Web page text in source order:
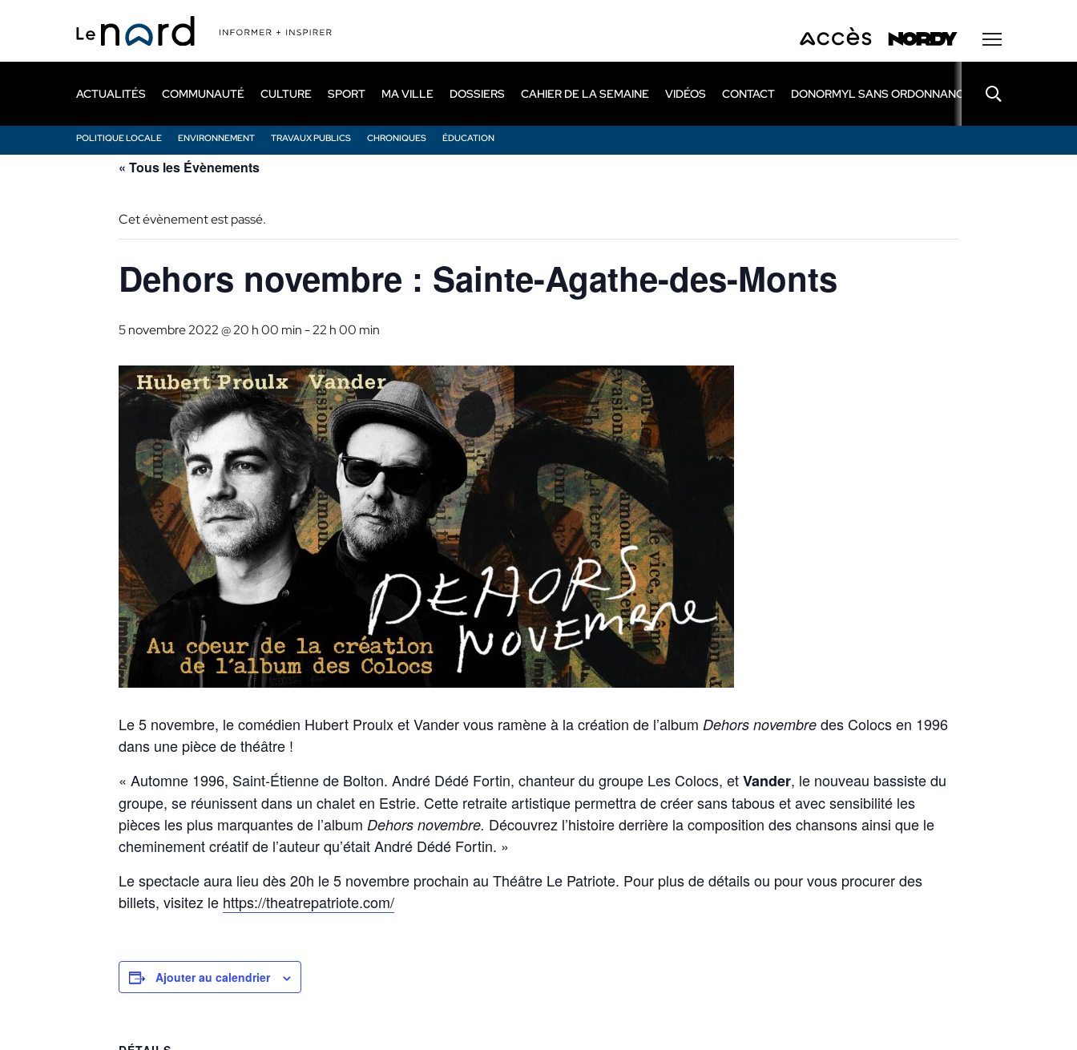
principal
ACTUALITÉS
POLITIQUE LOCALE ENVIRONNEMENT TRAVAUX PUBLICS CHRONIQUES ÉDUCATION
COMMUNAUTÉ CULTURE SPORT MA VILLE DOSSIERS CAHIER DE LA SEMAINE VIDÉOS CONTACT DONORMYL SANS ORDONNANCE LEXOMIL SANS
« Tous les Évènements
Cet évènement est passé.
Dehors novembre : Sainte-Agathe-des-Monts
5 novembre 2022 @ 20 h 00 min-22 h 00 min
Le 5 novembre, le comédien Hubert Proulx et Vander vous ramène à la création de l’album Dehors novembre des Colocs en 1996
dans une pièce de théâtre !
« Automne 1996, Saint-Étienne de Bolton. André Dédé Fortin, chanteur du groupe Les Colocs, etVander, le nouveau bassiste du
groupe, se réunissent dans un chalet en Estrie. Cette retraite artistique permettra de créer sans tabous et avec sensibilité les
pièces les plus marquantes de l’album Dehors novembre. Découvrez l’histoire derrière la composition des chansons ainsi que le
cheminement créatif de l’auteur qu’était André Dédé Fortin. »
Le spectacle aura lieu dès 20h le 5 novembre prochain au Théâtre Le Patriote. Pour plus de détails ou pour vous procurer des
billets, visitez le https://theatrepatriote.com/
Ajouter au calendrier